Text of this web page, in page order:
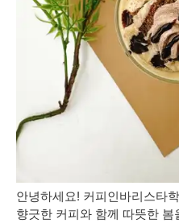
안녕하세요! 커피인바리스타
향긋한 커피와 함께 따뜻한